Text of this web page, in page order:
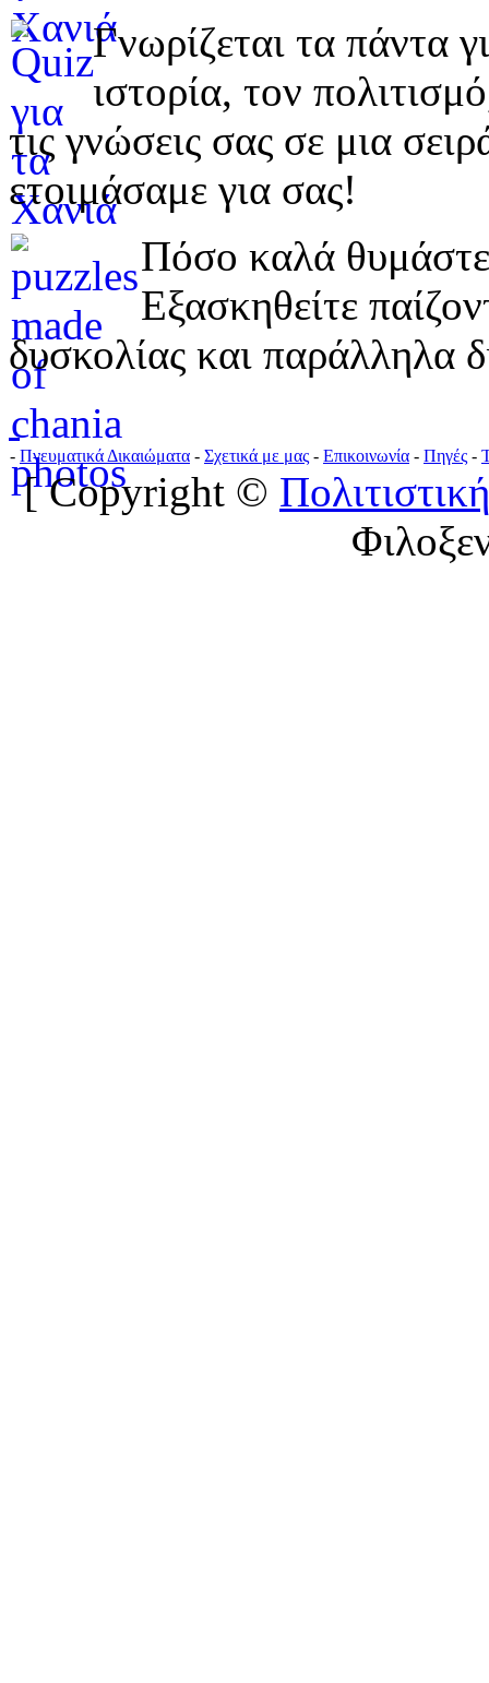
Γνωρίζεται τα πάντα
ιστορία, τον
τις γνώσεις σας σε μια
ετοιμάσαμε για σας!
Πόσο καλά
Εξασκηθείτε
δυσκολίας και παράλληλα
- Πνευματικά Δικαιώματα - Σχετικά με μας - Επικοινωνία - Πηγές -
[ Copyright ©